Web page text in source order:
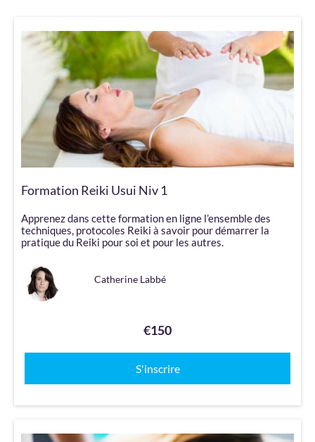
Formation Reiki Usui Niv 1
Apprenez dans cette formation en ligne l’ensemble des
techniques, protocoles Reiki à savoir pour démarrer la
pratique du Reiki pour soi et pour les autres.
Catherine Labbé
S'inscrire
€150